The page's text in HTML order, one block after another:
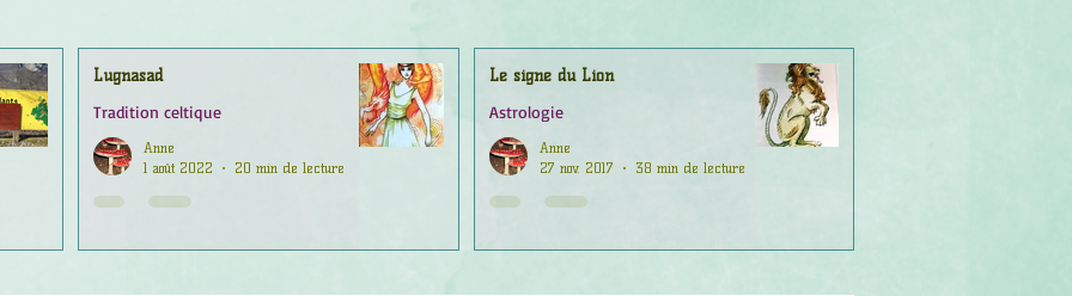
Lugnasad
Tradition celtique
Anne
1 août 2022
20 min de lecture
Le signe du Lion
Astrologie
Anne
27 nov. 2017
38 min de lecture